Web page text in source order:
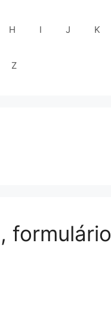
H I J K
Z
formulário